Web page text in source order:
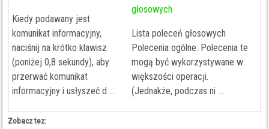
Kiedy podawany jest
komunikat informacyjny,
naciśnij na krótko klawisz
(poniżej 0,8 sekundy), aby
przerwać komunikat
informacyjny i usłyszeć d ...
głosowych
Lista poleceń głosowych
Polecenia ogólne: Polecenia te
mogą być wykorzystywane w
większości operacji.
(Jednakże, podczas ni ...
Zobacz tez: